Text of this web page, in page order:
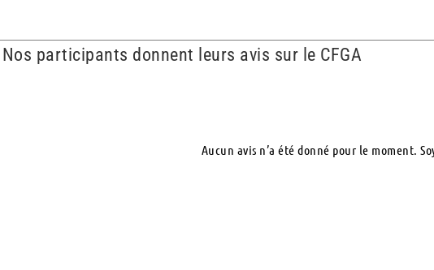
Nos participants donnent leurs avis sur le CFGA
Aucun avis n’a été donné pour le moment.